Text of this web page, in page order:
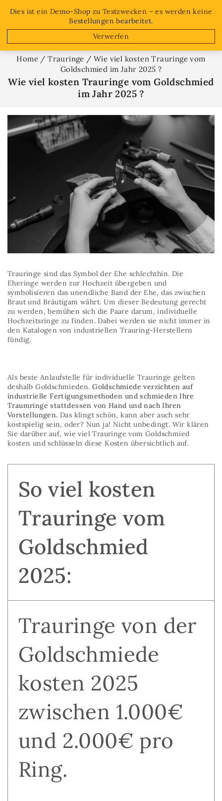
Dies ist ein Demo-Shop zu Testzwecken – es werden keine
Bestellungen bearbeitet.
Verwerfen
Free shipping on orders over $50!
Home / Trauringe / Wie viel kosten Trauringe vom
Goldschmied im Jahr 2025 ?
Wie viel kosten Trauringe vom Goldschmied
im Jahr 2025 ?
Trauringe sind das Symbol der Ehe schlechthin. Die
Eheringe werden zur Hochzeit übergeben und
symbolisieren das unendliche Band der Ehe, das zwischen
Braut und Bräutigam währt. Um dieser Bedeutung gerecht
zu werden, bemühen sich die Paare darum, individuelle
Hochzeitsringe zu finden. Dabei werden sie nicht immer in
den Katalogen von industriellen Trauring-Herstellern
fündig.
Als beste Anlaufstelle für individuelle Trauringe gelten
deshalb Goldschmieden.Goldschmiede verzichten auf
industrielle Fertigungsmethoden und schmieden Ihre
Traumringe stattdessen von Hand und nach Ihren
Vorstellungen. Das klingt schön, kann aber auch sehr
kostspielig sein, oder? Nun ja! Nicht unbedingt. Wir klären
Sie darüber auf, wie viel Trauringe vom Goldschmied
kosten und schlüsseln diese Kosten übersichtlich auf.
So viel kosten
Trauringe vom
Goldschmied
2025:
Trauringe von der
Goldschmiede
kosten 2025
zwischen 1.000€
und 2.000€ pro
Ring.